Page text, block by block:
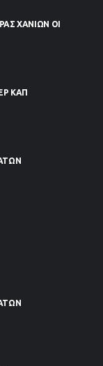
ΧΑΝΊΩΝ ΟΙ
ΚΑΠ